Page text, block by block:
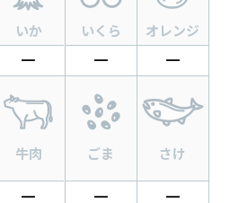
いか
━
いくら
━
オレンジ
━
牛肉
━
ごま
━
さけ
━